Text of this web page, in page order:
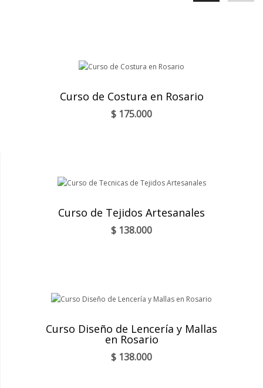
Curso de Costura en Rosario
$ 175.000
Curso de Tejidos Artesanales
$ 138.000
Curso Diseño de Lencería y Mallas
en Rosario
$ 138.000